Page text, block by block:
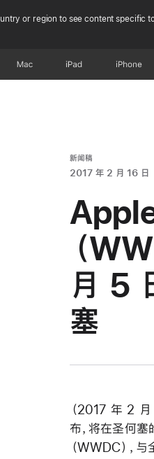
or region to see content specific
Mac iPad iPhone
新闻稿
2017 年 2 月 16 日
（
月 5
塞
（2017 年 2
布，将在圣何
（WWDC），